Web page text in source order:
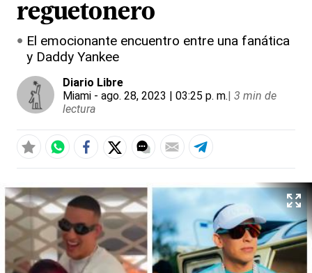
reguetonero
El emocionante encuentro entre una fanática
y Daddy Yankee
Diario Libre
Miami - ago. 28, 2023 | 03:25 p. m.| 3 min de
lectura